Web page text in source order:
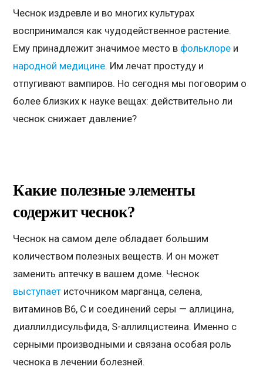
Чеснок издревле и во многих культурах
воспринимался как чудодейственное растение.
Ему принадлежит значимое место в фольклоре и
народной медицине. Им лечат простуду и
отпугивают вампиров. Но сегодня мы поговорим о
более близких к науке вещах: действительно ли
чеснок снижает давление?
Какие полезные элементы
содержит чеснок?
Чеснок на самом деле обладает большим
количеством полезных веществ. И он может
заменить аптечку в вашем доме. Чеснок
выступает источником марганца, селена,
витаминов В6, С и соединений серы — аллицина,
диаллилдисульфида, S-аллилцистеина. Именно с
серными производными и связана особая роль
чеснока в лечении болезней.